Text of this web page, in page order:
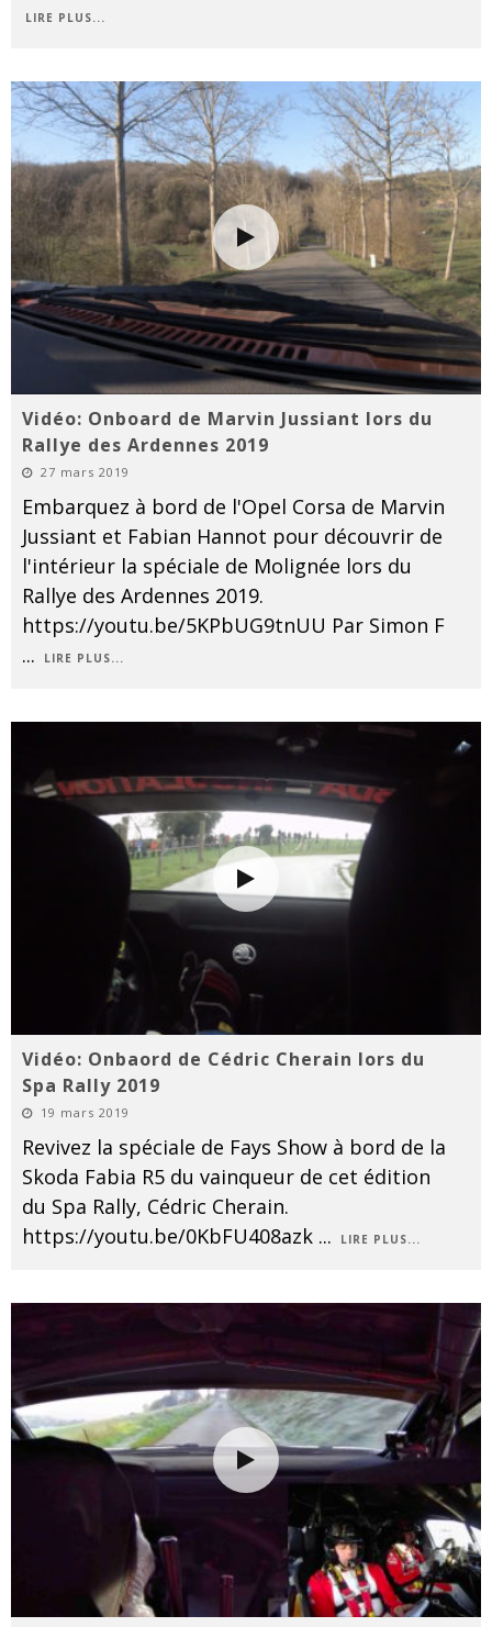
LIRE PLUS...
Vidéo: Onboard de Marvin Jussiant lors du
Rallye des Ardennes 2019
27 mars 2019
Embarquez à bord de l'Opel Corsa de Marvin
Jussiant et Fabian Hannot pour découvrir de
l'intérieur la spéciale de Molignée lors du
Rallye des Ardennes 2019.
https://youtu.be/5KPbUG9tnUU Par Simon F
...
LIRE PLUS...
Vidéo: Onbaord de Cédric Cherain lors du
Spa Rally 2019
19 mars 2019
Revivez la spéciale de Fays Show à bord de la
Skoda Fabia R5 du vainqueur de cet édition
du Spa Rally, Cédric Cherain.
https://youtu.be/0KbFU408azk ... LIRE PLUS...